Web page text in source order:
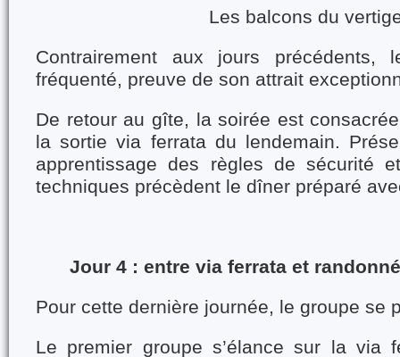
Les balcons du
Contrairement aux jours précédents,
fréquenté, preuve de son attrait
De retour au gîte, la soirée est
la sortie via ferrata du lendemain.
apprentissage des règles de sécurité
techniques précèdent le dîner préparé
Jour 4 : entre via ferrata et
Pour cette dernière journée, le groupe se
Le premier groupe s’élance sur la via